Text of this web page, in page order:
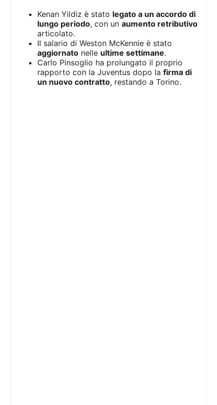
Kenan Yildiz è stato legato a un accordo di
lungo periodo, con unaumento retributivo
articolato.
Il salario di Weston McKennie è stato
aggiornato nelle ultime settimane.
Carlo Pinsoglio ha prolungato il proprio
rapporto con la Juventus dopo lafirma di
un nuovo contratto, restando a Torino.